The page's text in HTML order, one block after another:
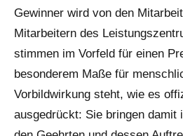
Gewinner wird von den
Mitarbeitern des
stimmen im Vorfeld für einen
besonderem Maße für
Vorbildwirkung steht, wie es
ausgedrückt: Sie bringen damit